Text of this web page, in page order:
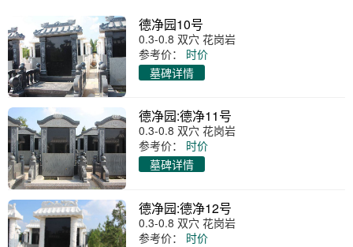
德净园10号
0.3-0.8 双穴 花岗岩
参考价：
时价
墓碑详情
德净园:德净11号
0.3-0.8 双穴 花岗岩
参考价：
时价
墓碑详情
德净园:德净12号
0.3-0.8 双穴 花岗岩
参考价：
时价